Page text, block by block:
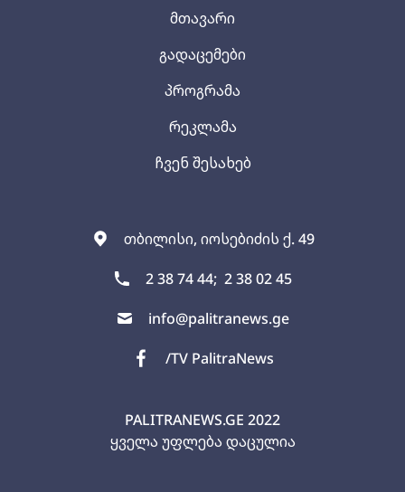
თბილისი, იოსებიძის ქ. 49
2 38 74 44; 2 38 02 45
info@palitranews.ge
/TV PalitraNews
მთავარი
გადაცემები
პროგრამა
რეკლამა
ჩვენ შესახებ
PALITRANEWS.GE 2022
ყველა უფლება დაცულია